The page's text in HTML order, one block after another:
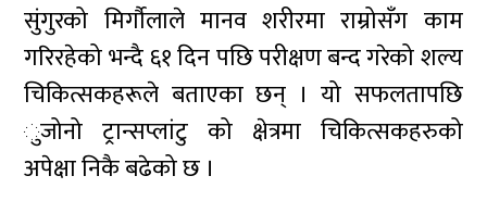
सुंगुरको मिर्गौलाले मानव शरीरमा राम्रोसँग काम
गरिरहेको भन्दै ६१ दिन पछि परीक्षण बन्द गरेको शल्य
चिकित्सकहरूले बताएका छन् । यो सफलतापछि
ुजोनो ट्रान्सप्लांटु को क्षेत्रमा चिकित्सकहरुको
अपेक्षा निकै बढेको छ ।